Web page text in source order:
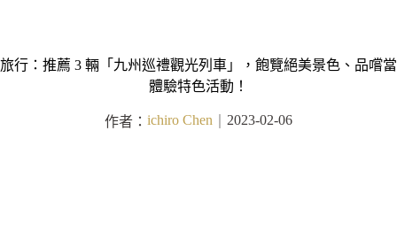
行：推薦 3 輛「九州巡禮觀光列車」，飽覽絕美景色、品嚐
體驗特色活動！
作者： ichiro Chen 2023-02-06